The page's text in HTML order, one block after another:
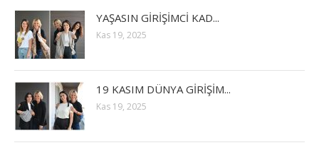
YAŞASIN GİRİŞİMCİ KAD...
Kas 19, 2025
19 KASIM DÜNYA GİRİŞİM...
Kas 19, 2025